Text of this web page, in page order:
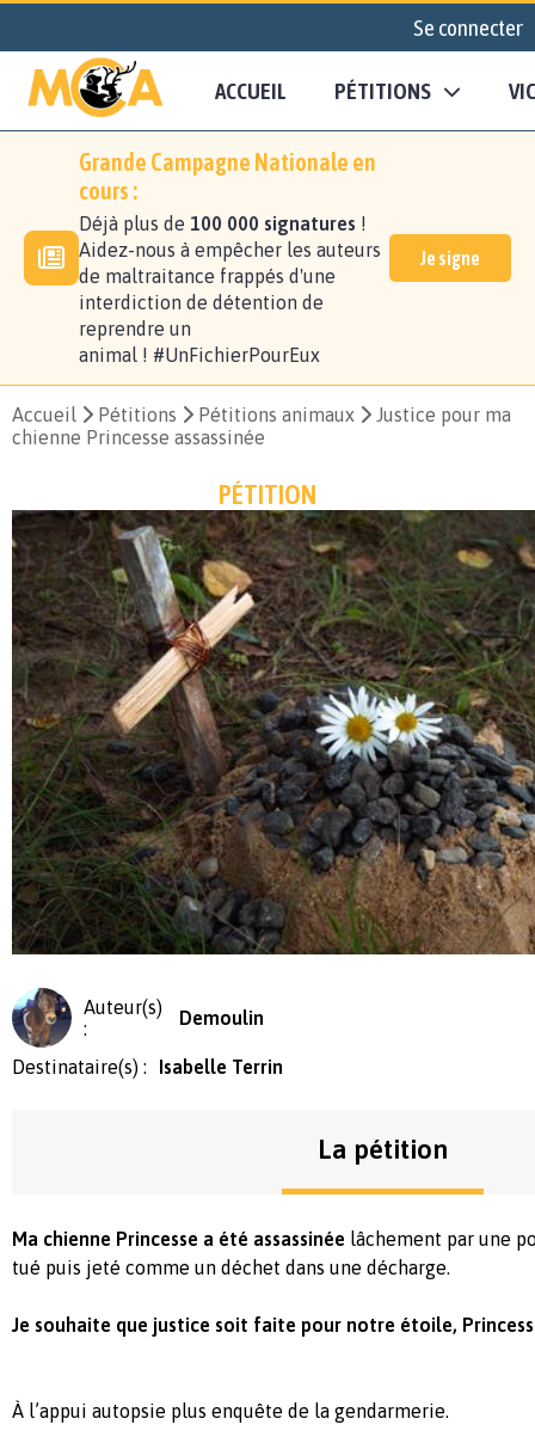
Se connecter
ACCUEIL PÉTITIONS
Grande Campagne Nationale en
cours :
Déjà plus de 100 000 signatures !
Aidez-nous à empêcher les auteurs
de maltraitance frappés d'une
interdiction de détention de
reprendre un
animal ! #UnFichierPourEux
Je signe
Accueil Pétitions Pétitions animaux
Justice pour ma
chienne Princesse assassinée
PÉTITION
Auteur(s)
:
Demoulin
Destinataire(s) : Isabelle Terrin
La pétition
Ma chienne Princesse a été assassinée lâchement par une
tué puis jeté comme un déchet dans une décharge.
Je souhaite que justice soit faite pour notre étoile,
À l’appui autopsie plus enquête de la gendarmerie.